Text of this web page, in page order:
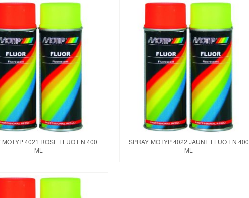
MOTYP 4021 ROSE FLUO EN 400
ML
SPRAY MOTYP 4022 JAUNE FLUO EN 400
ML